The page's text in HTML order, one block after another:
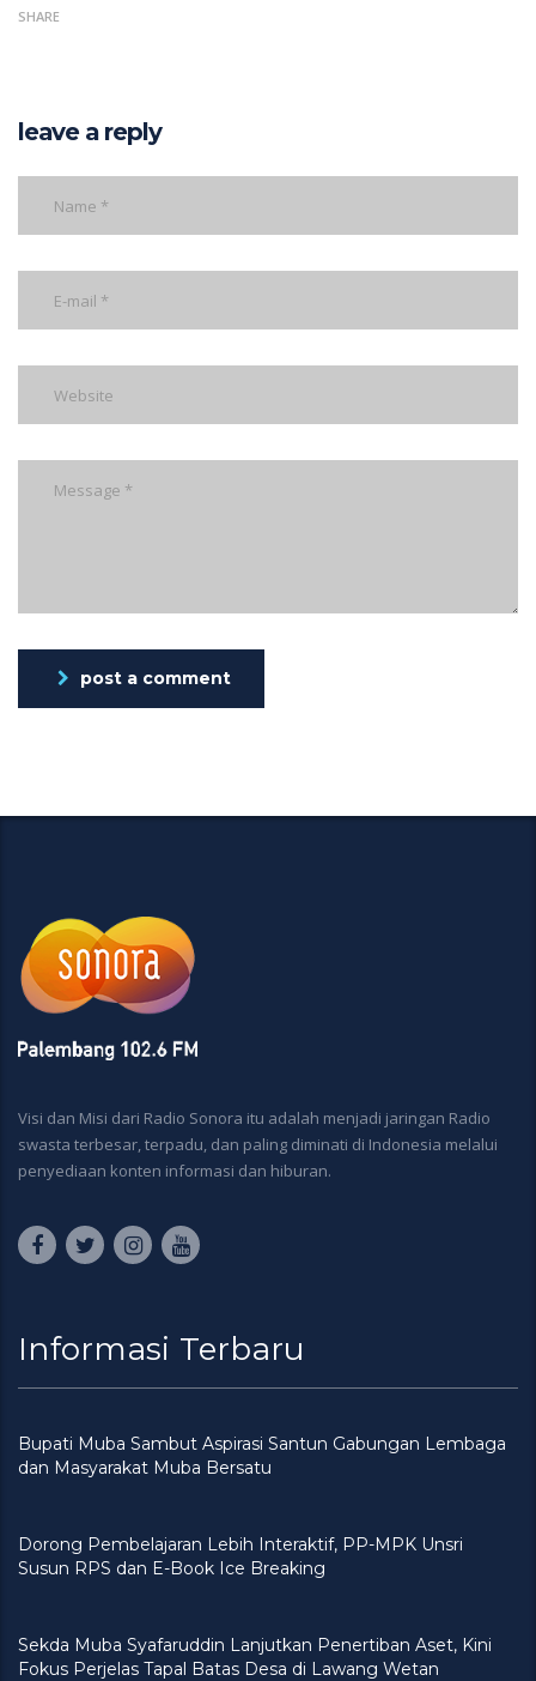
SHARE
leave a reply
post a comment
Visi dan Misi dari Radio Sonora itu adalah menjadi jaringan Radio
swasta terbesar, terpadu, dan paling diminati di Indonesia melalui
penyediaan konten informasi dan hiburan.
Informasi Terbaru
Bupati Muba Sambut Aspirasi Santun Gabungan Lembaga
dan Masyarakat Muba Bersatu
Dorong Pembelajaran Lebih Interaktif, PP-MPK Unsri
Susun RPS dan E-Book Ice Breaking
Sekda Muba Syafaruddin Lanjutkan Penertiban Aset, Kini
Fokus Perjelas Tapal Batas Desa di Lawang Wetan